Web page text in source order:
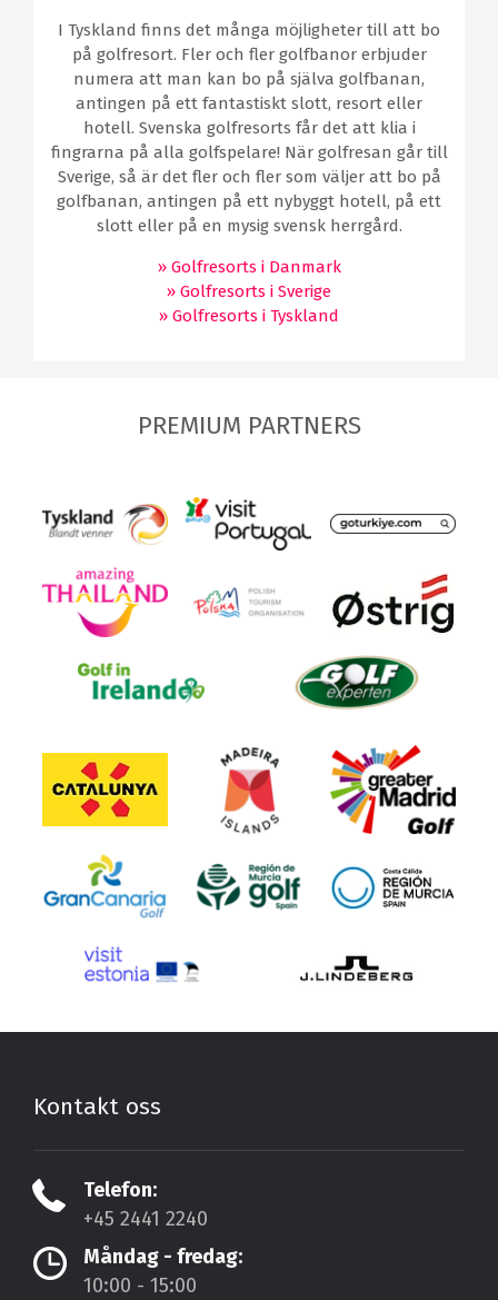
I Tyskland finns det många möjligheter till att bo
på golfresort. Fler och fler golfbanor erbjuder
numera att man kan bo på själva golfbanan,
antingen på ett fantastiskt slott, resort eller
hotell. Svenska golfresorts får det att klia i
fingrarna på alla golfspelare! När golfresan går till
Sverige, så är det fler och fler som väljer att bo på
golfbanan, antingen på ett nybyggt hotell, på ett
slott eller på en mysig svensk herrgård.
» Golfresorts i Danmark
» Golfresorts i Sverige
» Golfresorts i Tyskland
PREMIUM PARTNERS
Kontakt oss
Telefon:
+45 2441 2240
Måndag - fredag:
10:00 - 15:00